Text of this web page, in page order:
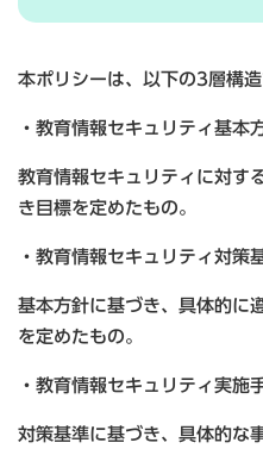
本ポリシーは、以下の3層構造
・教育情報セキュリティ基本
教育情報セキュリティに対す
き目標を定めたもの。
・教育情報セキュリティ対策
基本方針に基づき、具体的に
を定めたもの。
・教育情報セキュリティ実施
対策基準に基づき、具体的な